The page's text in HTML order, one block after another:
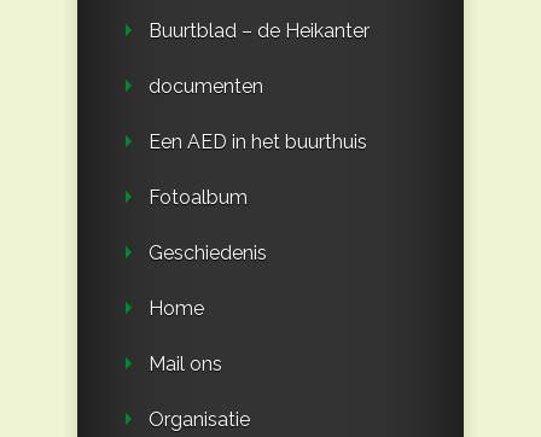
Buurtblad – de Heikanter
documenten
Een AED in het buurthuis
Fotoalbum
Geschiedenis
Home
Mail ons
Organisatie